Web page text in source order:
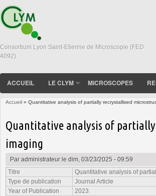
Consortium Lyon Saint-Etienne de Microscopie (FED
4092)
ACCUEIL LE CLYM MICROSCOPES
Accueil » Quantitative analysis of partially recrystallised
Quantitative analysis of partially
imaging
Paradministrateurle dim, 03/23/2025 - 09:59
Titre
Quantitative analysis of
Type de publication
Journal Article
Year of Publication
2023